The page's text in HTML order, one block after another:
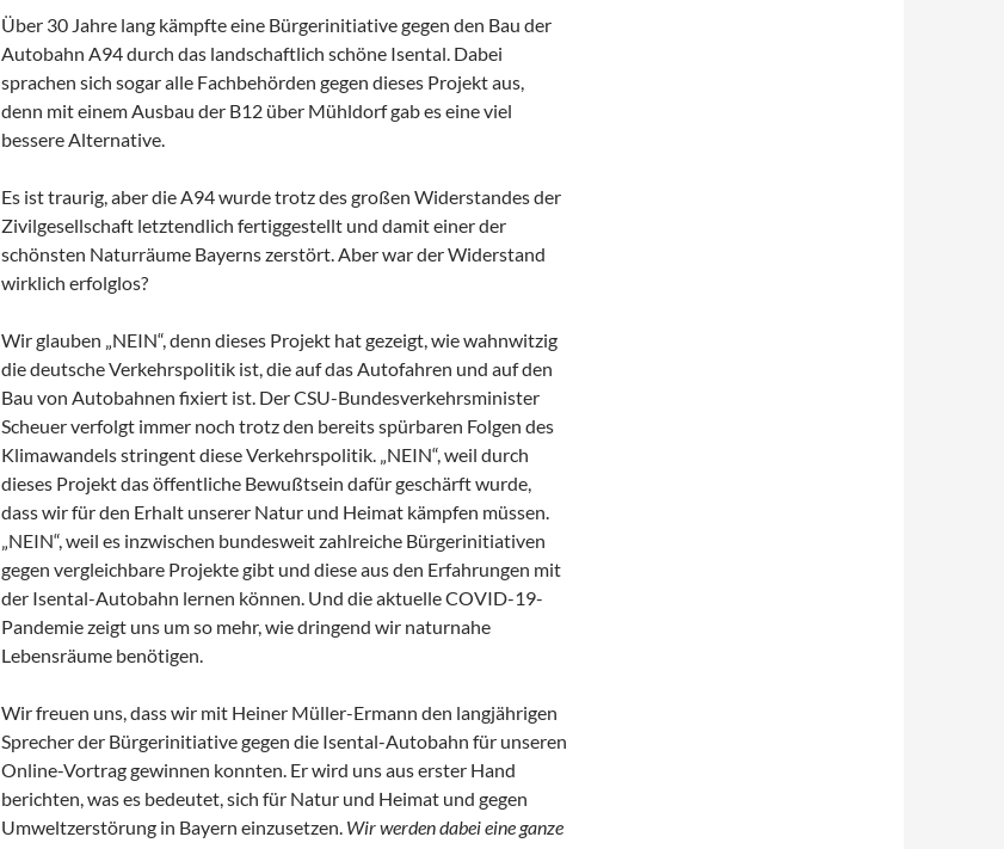
Über 30 Jahre lang kämpfte eine Bürgerinitiative gegen den Bau der
Autobahn A94 durch das landschaftlich schöne Isental. Dabei
sprachen sich sogar alle Fachbehörden gegen dieses Projekt aus,
denn mit einem Ausbau der B12 über Mühldorf gab es eine viel
bessere Alternative.
Es ist traurig, aber die A94 wurde trotz des großen Widerstandes der
Zivilgesellschaft letztendlich fertiggestellt und damit einer der
schönsten Naturräume Bayerns zerstört. Aber war der Widerstand
wirklich erfolglos?
Wir glauben „NEIN“, denn dieses Projekt hat gezeigt, wie wahnwitzig
die deutsche Verkehrspolitik ist, die auf das Autofahren und auf den
Bau von Autobahnen fixiert ist. Der CSU-Bundesverkehrsminister
Scheuer verfolgt immer noch trotz den bereits spürbaren Folgen des
Klimawandels stringent diese Verkehrspolitik. „NEIN“, weil durch
dieses Projekt das öffentliche Bewußtsein dafür geschärft wurde,
dass wir für den Erhalt unserer Natur und Heimat kämpfen müssen.
„NEIN“, weil es inzwischen bundesweit zahlreiche Bürgerinitiativen
gegen vergleichbare Projekte gibt und diese aus den Erfahrungen mit
der Isental-Autobahn lernen können. Und die aktuelle COVID-19-
Pandemie zeigt uns um so mehr, wie dringend wir naturnahe
Lebensräume benötigen.
Wir freuen uns, dass wir mit Heiner Müller-Ermann den langjährigen
Sprecher der Bürgerinitiative gegen die Isental-Autobahn für unseren
Online-Vortrag gewinnen konnten. Er wird uns aus erster Hand
berichten, was es bedeutet, sich für Natur und Heimat und gegen
Umweltzerstörung in Bayern einzusetzen. Wir werden dabei eine ganze